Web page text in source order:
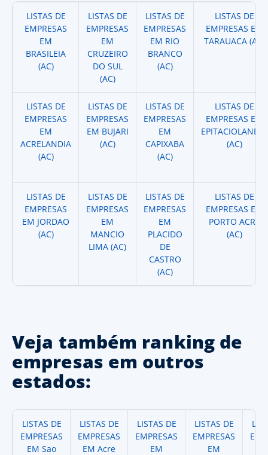
LISTAS DE
EMPRESAS
EM
BRASILEIA
(AC)
LISTAS DE
EMPRESAS
EM
CRUZEIRO
DO SUL
(AC)
LISTAS DE
EMPRESAS
EM RIO
BRANCO
(AC)
LISTAS DE
EMPRESAS EM
TARAUACA (AC)
LISTAS DE
EMPRESAS
EM
ACRELANDIA
(AC)
LISTAS DE
EMPRESAS
EM BUJARI
(AC)
LISTAS DE
EMPRESAS
EM
CAPIXABA
(AC)
LISTAS DE
EMPRESAS EM
EPITACIOLANDIA
(AC)
LISTAS DE
EMPRESAS
EM JORDAO
(AC)
LISTAS DE
EMPRESAS
EM
MANCIO
LIMA (AC)
LISTAS DE
EMPRESAS
EM
PLACIDO
DE
CASTRO
(AC)
LISTAS DE
EMPRESAS EM
PORTO ACRE
(AC)
Veja também ranking de
empresas em outros
estados:
LISTAS DE
EMPRESAS
EM Sao
LISTAS DE
EMPRESAS
EM Acre
LISTAS DE
EMPRESAS
EM
LISTAS DE
EMPRESAS
EM